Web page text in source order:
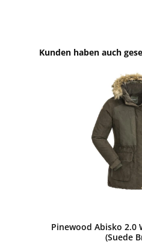
Produktgalerie überspringen
Kunden haben auch
Pinewood Abisko 2.0
(Suede